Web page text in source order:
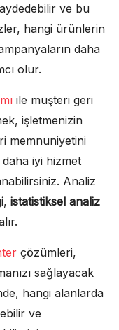
ve bu
hangi ürünlerin
daha
olur.
ile müşteri geri
işletmenizin
memnuniyetini
iyi hizmet
Analiz
, istatistiksel analiz
çözümleri,
sağlayacak
hangi alanlarda
ve